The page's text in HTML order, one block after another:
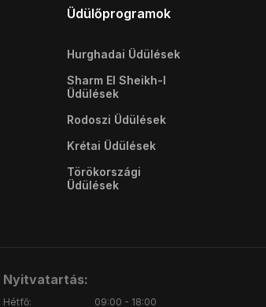
Üdülőprogramok
Hurghadai Üdülések
Sharm El Sheikh-I
Üdülések
Rodoszi Üdülések
Krétai Üdülések
Törökországi
Üdülések
Nyitvatartás:
Hétfő: 09:00 - 18:00